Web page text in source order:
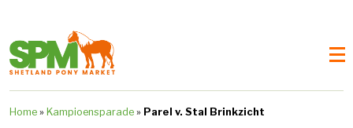
Home » Kampioensparade » Parel v. Stal Brinkzicht